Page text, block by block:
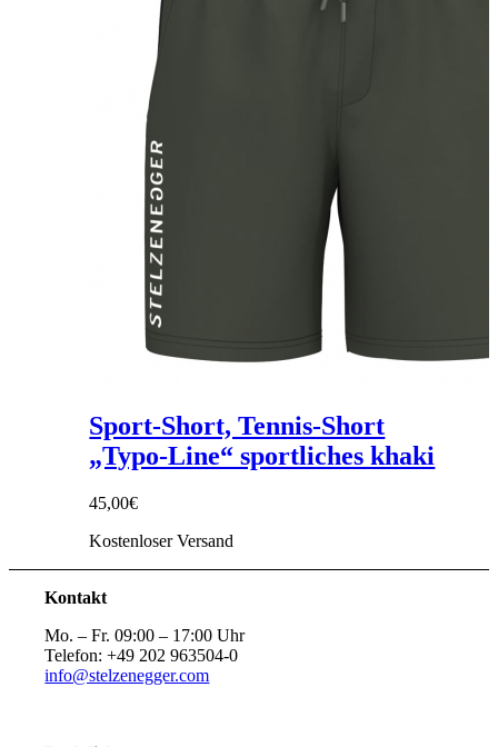
Sport-Short, Tennis-Short
„Typo-Line“ sportliches khaki
45,00€
Kostenloser Versand
Kontakt
Mo. – Fr. 09:00 – 17:00 Uhr
Telefon: +49 202 963504-0
info@stelzenegger.com